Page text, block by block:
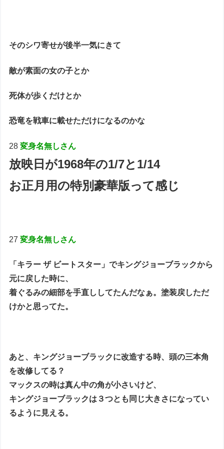
そのシワ寄せが後半一気にきて
敵が素面の女の子とか
死体が歩くだけとか
恐竜を戦車に載せただけになるのかな
28 変身名無しさん
放映日が1968年の1/7と1/14
お正月用の特別豪華版って感じ
27 変身名無しさん
「キラー ザ ビートスター」でキングジョーブラックから
元に戻した時に、
着ぐるみの細部を手直ししてたんだなぁ。塗装戻しただ
けかと思ってた。
あと、キングジョーブラックに改造する時、頭の三本角
を改修してる？
マックスの時は真ん中の角が小さいけど、
キングジョーブラックは３つとも同じ大きさになってい
るように見える。